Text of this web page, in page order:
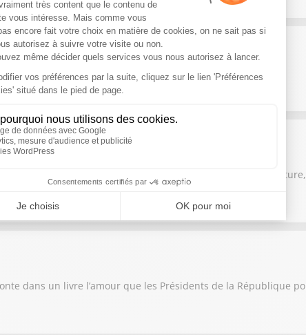
Gérard Gelas raconte son parcours au cœur du Festival
», une mélodie qui a fait le tour du monde. Discret par
dans un livre l’amour que les Présidents de la République